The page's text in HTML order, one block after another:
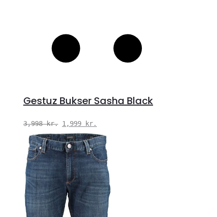
Gestuz Bukser Sasha Black
3,998kr. Den
oprindelige
pris
var:
3,998 kr..
1,999 kr.
aktuelle
pris
er:
1,999 kr..